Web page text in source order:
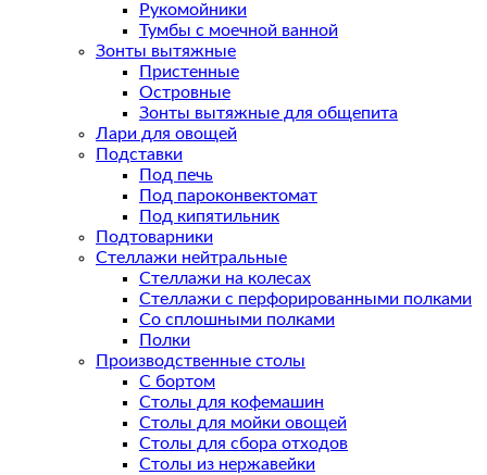
Рукомойники
Тумбы с моечной ванной
Зонты вытяжные
Пристенные
Островные
Зонты вытяжные для общепита
Лари для овощей
Подставки
Под печь
Под пароконвектомат
Под кипятильник
Подтоварники
Стеллажи нейтральные
Стеллажи на колесах
Стеллажи с перфорированными полками
Со сплошными полками
Полки
Производственные столы
С бортом
Столы для кофемашин
Столы для мойки овощей
Столы для сбора отходов
Столы из нержавейки